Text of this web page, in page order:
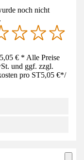
noch nicht
€ * Alle Preise
und ggf. zzgl.
pro ST5,05 €*/